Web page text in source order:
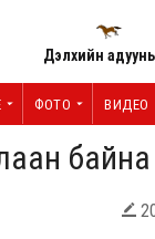
Дэлхийн адууны
ФОТО ВИДЕО
байна
